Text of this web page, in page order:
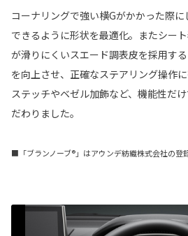
コーナリングで強い横Gがかかった際
できるように形状を最適化。またシー
が滑りにくいスエード調表皮を採用す
を向上させ、正確なステアリング操作
ステッチやベゼル加飾など、機能性だ
だわりました。
■「ブランノーブ®」はアウンデ紡織株式会社の登